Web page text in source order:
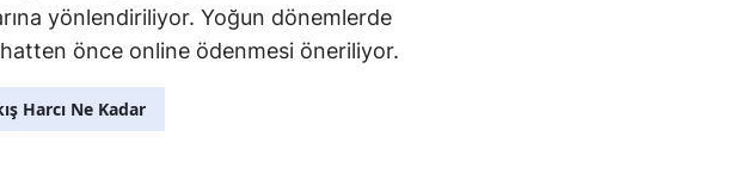
Ordu
Rize
yönlendiriliyor. Yoğun dönemlerde
önce online ödenmesi öneriliyor.
Harcı Ne Kadar